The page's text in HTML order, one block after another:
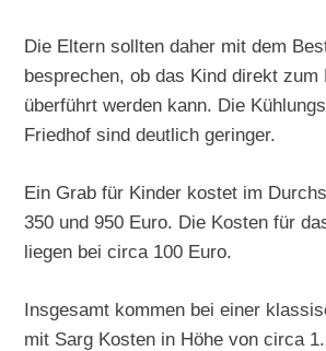
Die Eltern sollten daher mit dem
besprechen, ob das Kind direkt zum
überführt werden kann. Die
Friedhof sind deutlich geringer.
Ein Grab für Kinder kostet im
350 und 950 Euro. Die Kosten für
liegen bei circa 100 Euro.
Insgesamt kommen bei einer
mit Sarg Kosten in Höhe von circa